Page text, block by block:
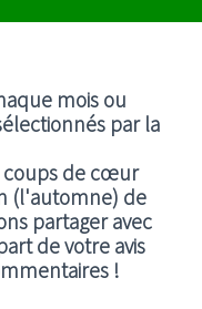
mois ou
par la
coups de cœur
(l'automne) de
partager avec
de votre avis
!